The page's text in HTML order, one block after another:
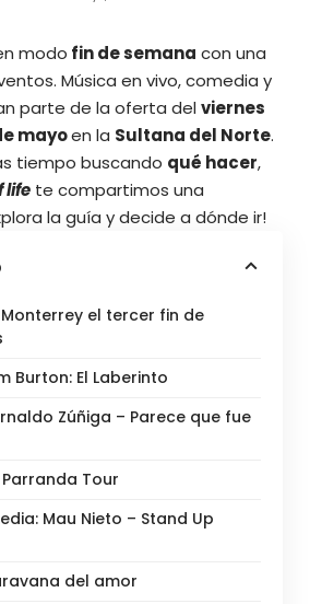
modo fin de semana con una
Música en vivo, comedia y
parte de la oferta delviernes
mayoen la Sultana del Norte.
tiempo buscando qué hacer,
life te compartimos una
la guía y decide a dónde ir!
el tercer fin de
Burton: El Laberinto
Zúñiga – Parece que fue
Tour
Mau Nieto – Stand Up
del amor